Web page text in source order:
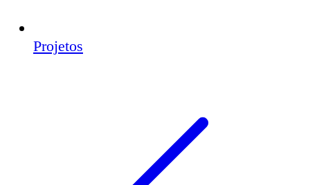
Projetos